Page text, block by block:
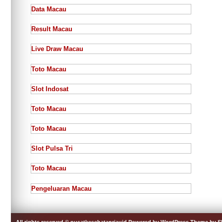
Data Macau
Result Macau
Live Draw Macau
Toto Macau
Slot Indosat
Toto Macau
Toto Macau
Slot Pulsa Tri
Toto Macau
Pengeluaran Macau